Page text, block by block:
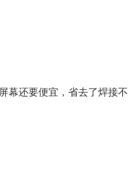
还要便宜，省去了焊接